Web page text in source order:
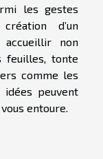
les gestes
d’un
non
feuilles, tonte
comme les
peuvent
entoure.